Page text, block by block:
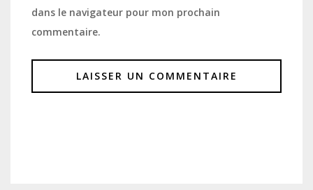
dans le navigateur pour mon prochain
commentaire.